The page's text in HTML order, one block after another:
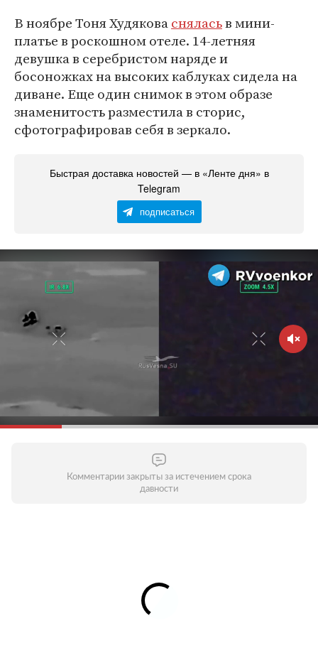
В ноябре Тоня Худяковасняласьв мини-
платье в роскошном отеле. 14-летняя
девушка в серебристом наряде и
босоножках на высоких каблуках сидела на
диване. Еще один снимок в этом образе
знаменитость разместила в сторис,
сфотографировав себя в зеркало.
Быстрая доставка новостей — в «Ленте дня» в
Telegram
подписаться
Комментарии закрыты за истечением срока
давности